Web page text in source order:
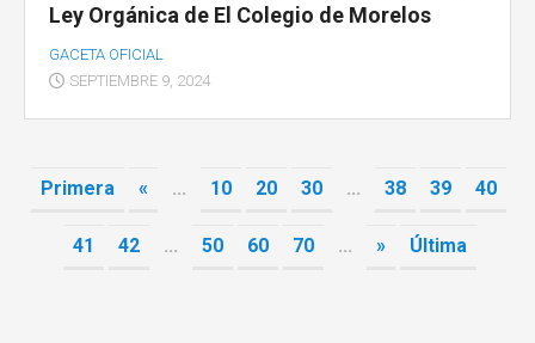
Ley Orgánica de El Colegio de Morelos
GACETA OFICIAL
SEPTIEMBRE 9, 2024
Primera « ... 10 20 30 ... 38 39 40
41 42 ... 50 60 70 ... » Última